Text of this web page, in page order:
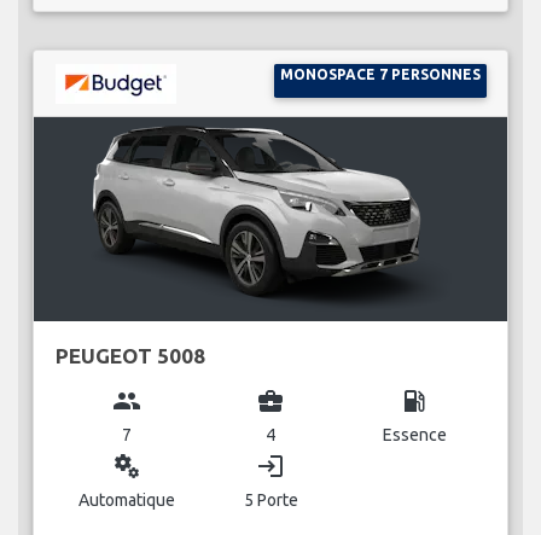
MONOSPACE 7 PERSONNES
PEUGEOT 5008
group
7
business_center
4
local_gas_station
Essence
miscellaneous_services
Automatique
login
5 Porte